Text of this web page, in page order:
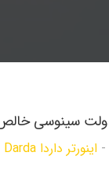
- اینورتر داردا Darda